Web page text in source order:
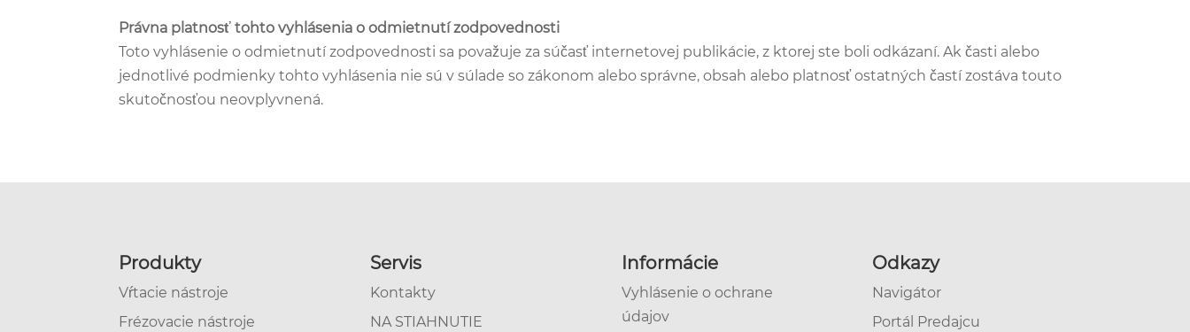
Právna platnosť tohto vyhlásenia o odmietnutí zodpovednosti
Toto vyhlásenie o odmietnutí zodpovednosti sa považuje za súčasť internetovej publikácie, z ktorej ste boli odkázaní. Ak časti alebo
jednotlivé podmienky tohto vyhlásenia nie sú v súlade so zákonom alebo správne, obsah alebo platnosť ostatných častí zostáva touto
skutočnosťou neovplyvnená.
Produkty
Vŕtacie nástroje
Frézovacie nástroje
Servis
Kontakty
NA STIAHNUTIE
Informácie
Vyhlásenie o ochrane
údajov
Odkazy
Navigátor
Portál Predajcu